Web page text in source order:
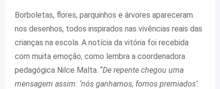
Borboletas, flores, parquinhos e árvores apareceram
nos desenhos, todos inspirados nas vivências reais das
crianças na escola. A notícia da vitória foi recebida
com muita emoção, como lembra a coordenadora
pedagógica Nilce Malta. “De repente chegou uma
mensagem assim: ‘nós ganhamos, fomos premiados’.